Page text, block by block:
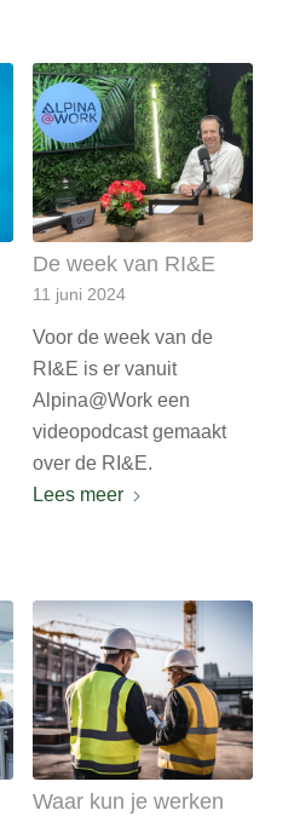
De week van RI&E
11 juni 2024
Voor de week van de
RI&E is er vanuit
Alpina@Work een
videopodcast gemaakt
over de RI&E.
Lees meer
Waar kun je werken